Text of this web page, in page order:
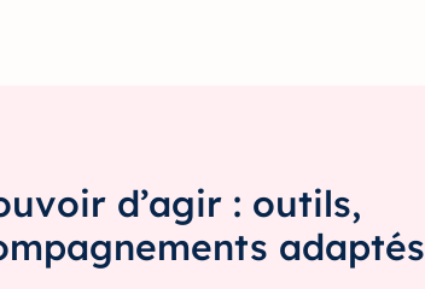
d’agir : outils,
adaptés